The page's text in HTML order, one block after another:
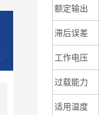
额定输出
滞后误差
工作电压
过载能力
适用温度